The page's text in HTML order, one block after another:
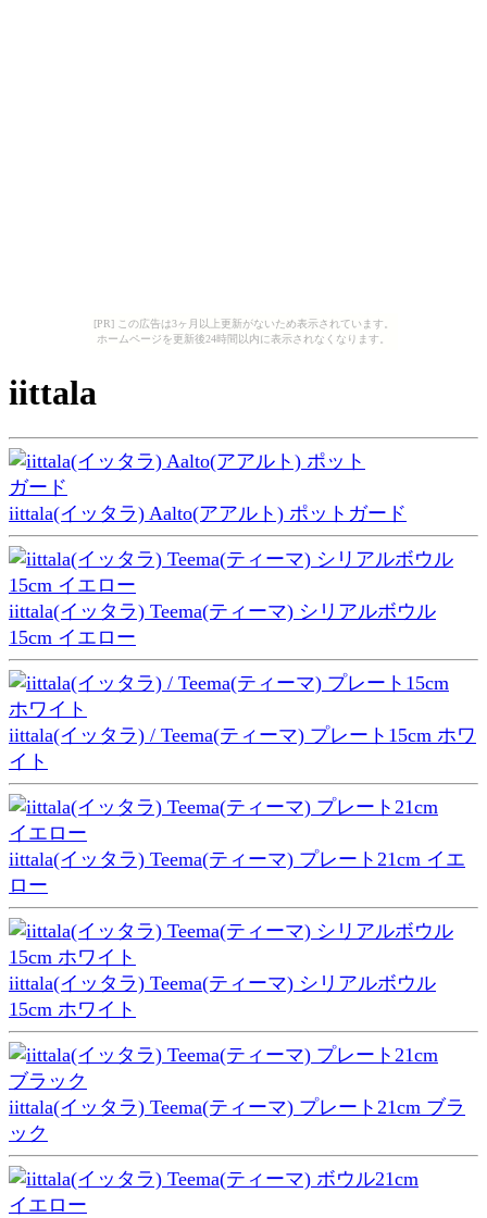
[PR] この広告は3ヶ月以上更新がないため表示されています。
ホームページを更新後24時間以内に表示されなくなります。
iittala
iittala(イッタラ) Aalto(アアルト) ポットガード
iittala(イッタラ) Teema(ティーマ) シリアルボウル
15cm イエロー
iittala(イッタラ) / Teema(ティーマ) プレート15cm ホワ
イト
iittala(イッタラ) Teema(ティーマ) プレート21cm イエ
ロー
iittala(イッタラ) Teema(ティーマ) シリアルボウル
15cm ホワイト
iittala(イッタラ) Teema(ティーマ) プレート21cm ブラ
ック